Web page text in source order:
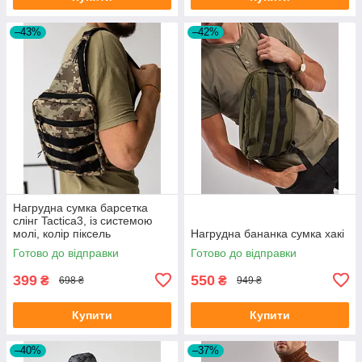
–43%
Нагрудна сумка барсетка
слінг Tactica3, із системою
молі, колір піксель
Готово до відправки
399 ₴ 698 ₴
Купити
–42%
Нагрудна бананка сумка хакі
Готово до відправки
550 ₴ 949 ₴
Купити
–40% –37%